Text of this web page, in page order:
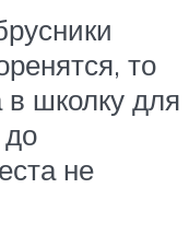
то
в школку для
не